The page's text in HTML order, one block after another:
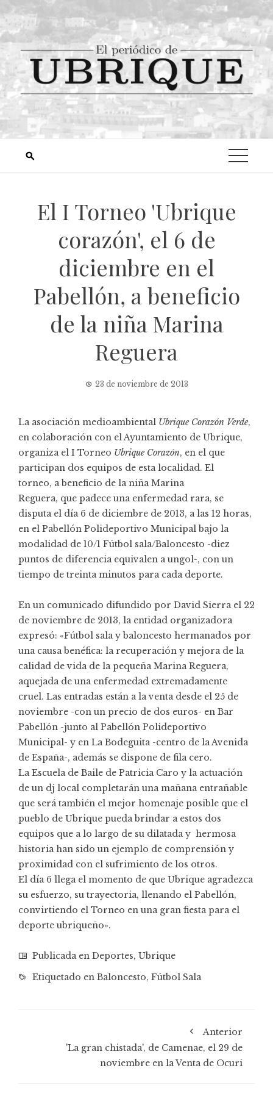
El I Torneo 'Ubrique
corazón', el 6 de
diciembre en el
Pabellón, a beneficio
de la niña Marina
Reguera
23 de noviembre de 2013
La asociación medioambiental Ubrique Corazón Verde,
en colaboración con el Ayuntamiento de Ubrique,
organiza el I Torneo Ubrique Corazón, en el que
participan dos equipos de esta localidad. El
torneo, a beneficio de la niña Marina
Reguera, que padece una enfermedad rara, se
disputa el día 6 de diciembre de 2013, a las 12 horas,
en el Pabellón Polideportivo Municipal bajo la
modalidad de 10/1 Fútbol sala/Baloncesto -diez
puntos de diferencia equivalen a ungol-, con un
tiempo de treinta minutos para cada deporte.
En un comunicado difundido por David Sierra el 22
de noviembre de 2013, la entidad organizadora
expresó: «Fútbol sala y baloncesto hermanados por
una causa benéfica: la recuperación y mejora de la
calidad de vida de la pequeña Marina Reguera,
aquejada de una enfermedad extremadamente
cruel. Las entradas están a la venta desde el 25 de
noviembre -con un precio de dos euros- en Bar
Pabellón -junto al Pabellón Polideportivo
Municipal- y en La Bodeguita -centro de la Avenida
de España-, además se dispone de fila cero.
La Escuela de Baile de Patricia Caro y la actuación
de un dj local completarán una mañana entrañable
que será también el mejor homenaje posible que el
pueblo de Ubrique pueda brindar a estos dos
equipos que a lo largo de su dilatada y hermosa
historia han sido un ejemplo de comprensión y
proximidad con el sufrimiento de los otros.
El día 6 llega el momento de que Ubrique agradezca
su esfuerzo, su trayectoria, llenando el Pabellón,
convirtiendo el Torneo en una gran fiesta para el
deporte ubriqueño».
Publicada en Deportes, Ubrique
Etiquetado en Baloncesto, Fútbol Sala
Anterior
'La gran chistada', de Camenae, el 29 de
noviembre en la Venta de Ocuri